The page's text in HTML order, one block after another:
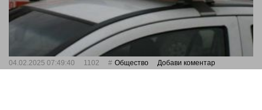
04.02.2025 07:49:40 1102 Общество Добави коментар